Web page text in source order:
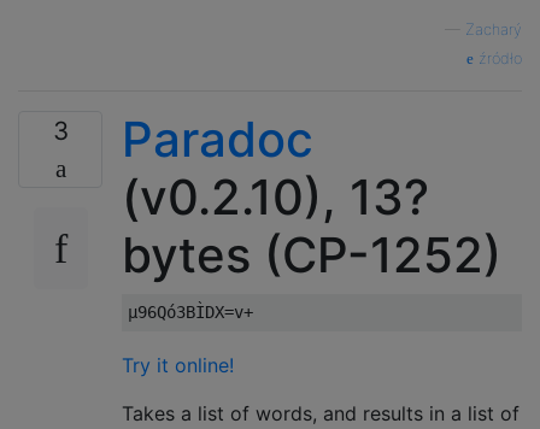
Zacharý
źródło
3
Paradoc
(v0.2.10), 13?
bytes (CP-1252)
Try it online!
Takes a list of words, and results in a list of